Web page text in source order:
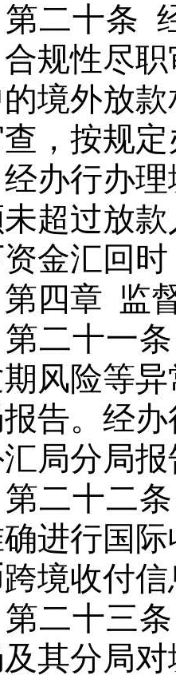
十条 经
规性尽
境外放
，按规
行办理
超过放
金汇回
章 监
十一条
风险等
告。经
局分局
十二条
进行国
跨境收付
十三条
其分局